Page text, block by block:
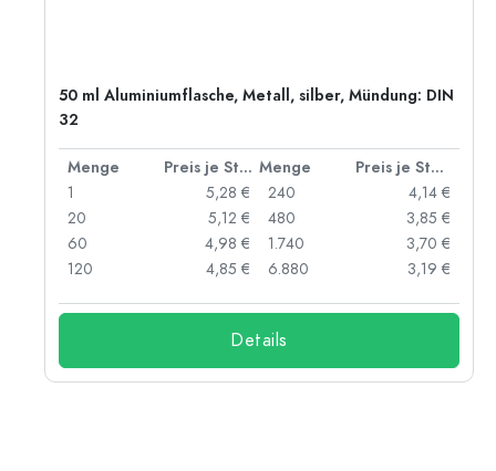
50 ml Aluminiumflasche, Metall, silber, Mündung: DIN
32
Menge Preis je Stück Menge
Preis je Stück
1
5,28 €
20
5,12 €
60
4,98 €
120
4,85 €
240
4,14 €
480
3,85 €
1.740
3,70 €
6.880
3,19 €
Details